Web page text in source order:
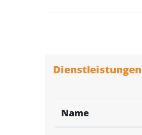
Dienstleistungen
Name